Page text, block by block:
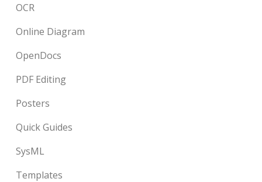
OCR
Online Diagram
OpenDocs
PDF Editing
Posters
Quick Guides
SysML
Templates